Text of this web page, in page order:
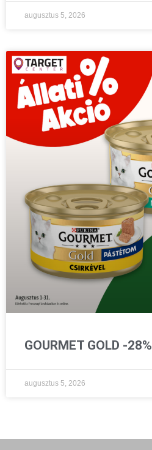
augusztus 5, 2026
GOURMET GOLD -28%
augusztus 5, 2026